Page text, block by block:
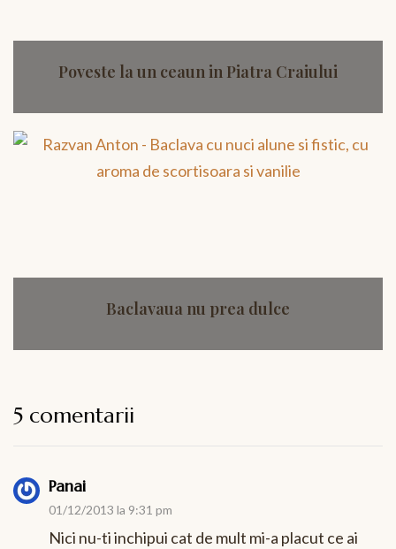
Poveste la un ceaun in Piatra Craiului
Baclavaua nu prea dulce
5 comentarii
Panai
01/12/2013 la 9:31 pm
Nici nu-ti inchipui cat de mult mi-a placut ce ai